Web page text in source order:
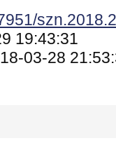
19:43:31
03-28